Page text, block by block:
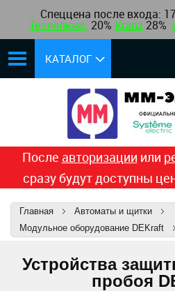
Спеццена после входа:
Теплолюкс, 20% Kranz 28%
КАТАЛОГ
После авторизации или
сразу будут доступны
Главная
Автоматы и щитки
Модульное оборудование DEKraft
Устройства
пробоя